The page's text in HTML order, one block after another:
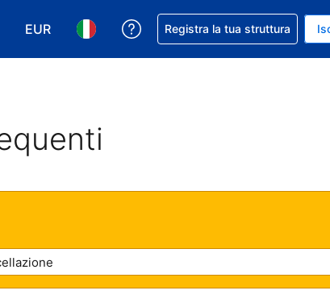
EUR
Scegli la tua valuta. Valuta attuale: Euro
Scegli la tua lingua. Lingua attuale:
Ricevi aiuto con la
Registra la tua struttura